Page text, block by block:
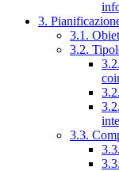
3.
3.1.
3.2.
3.3.